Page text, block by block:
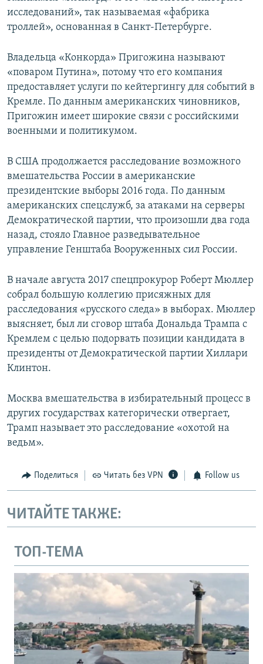
исследований», так называемая «фабрика
троллей», основанная в Санкт-Петербурге.
Владельца «Конкорда» Пригожина называют
«поваром Путина», потому что его компания
предоставляет услуги по кейтергингу для событий в
Кремле. По данным американских чиновников,
Пригожин имеет широкие связи с российскими
военными и политикумом.
В США продолжается расследование возможного
вмешательства России в американские
президентские выборы 2016 года. По данным
американских спецслужб, за атаками на серверы
Демократической партии, что произошли два года
назад, стояло Главное разведывательное
управление Генштаба Вооруженных сил России.
В начале августа 2017 спецпрокурор Роберт Мюллер
собрал большую коллегию присяжных для
расследования «русского следа» в выборах. Мюллер
выясняет, был ли сговор штаба Дональда Трампа с
Кремлем с целью подорвать позиции кандидата в
президенты от Демократической партии Хиллари
Клинтон.
Москва вмешательства в избирательный процесс в
других государствах категорически отвергает,
Трамп называет это расследование «охотой на
ведьм».
Поделиться Читать без VPN Follow us
ЧИТАЙТЕ ТАКЖЕ:
ТОП-ТЕМА